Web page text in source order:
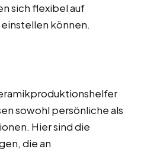
sich flexibel auf
können.
sowohl persönliche als
Hier sind die
die an